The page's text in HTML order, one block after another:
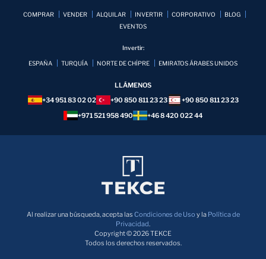
COMPRAR VENDER ALQUILAR INVERTIR CORPORATIVO
BLOG
EVENTOS
Invertir:
ESPAÑA TURQUÍA NORTE DE CHİPRE EMIRATOS ÁRABES UNIDOS
LLÁMENOS
+34 951 83 02 02
+90 850 811 23 23
+90 850 811 23 23
+971 521 958 490
+46 8 420 022 44
Al realizar una búsqueda, acepta las Condiciones de Uso y la Política de
Privacidad.
Copyright © 2026 TEKCE
Todos los derechos reservados.